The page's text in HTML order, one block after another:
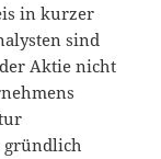
in kurzer
sind
Aktie nicht
gründlich